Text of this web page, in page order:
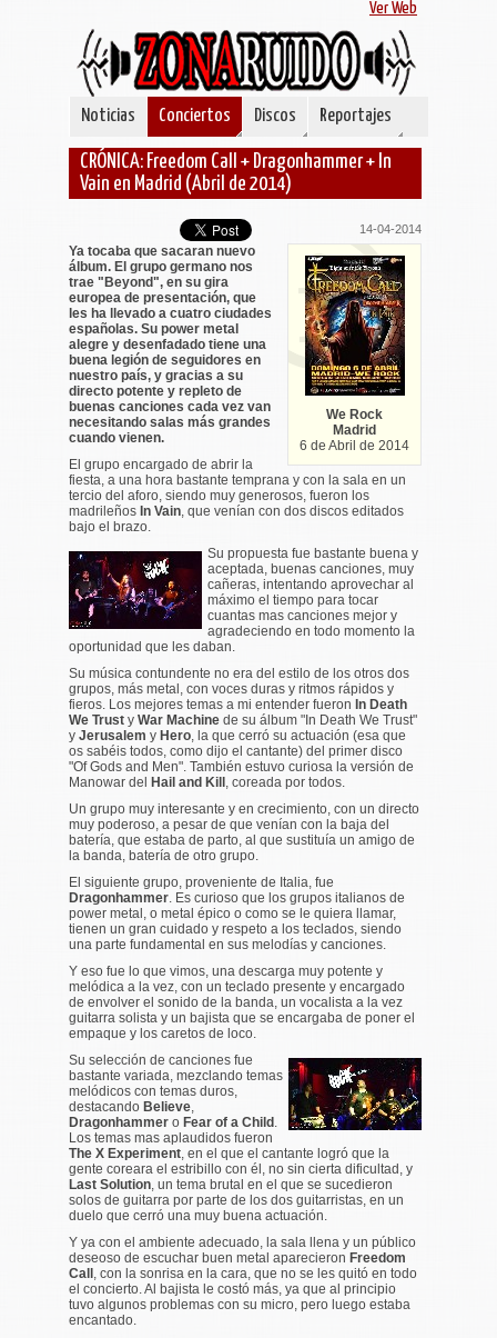
Ver Web
Noticias Conciertos Discos Reportajes
CRÓNICA: Freedom Call + Dragonhammer + In
Vain en Madrid (Abril de 2014)
14-04-2014
We Rock
Madrid
6 de Abril de 2014
Ya tocaba que sacaran nuevo
álbum. El grupo germano nos
trae "Beyond", en su gira
europea de presentación, que
les ha llevado a cuatro ciudades
españolas. Su power metal
alegre y desenfadado tiene una
buena legión de seguidores en
nuestro país, y gracias a su
directo potente y repleto de
buenas canciones cada vez van
necesitando salas más grandes
cuando vienen.
El grupo encargado de abrir la
fiesta, a una hora bastante temprana y con la sala en un
tercio del aforo, siendo muy generosos, fueron los
madrileños In Vain , que venían con dos discos editados
bajo el brazo.
Su propuesta fue bastante buena y
aceptada, buenas canciones, muy
cañeras, intentando aprovechar al
máximo el tiempo para tocar
cuantas mas canciones mejor y
agradeciendo en todo momento la
oportunidad que les daban.
Su música contundente no era del estilo de los otros dos
grupos, más metal, con voces duras y ritmos rápidos y
fieros. Los mejores temas a mi entender fueron In Death
We Trust y War Machine de su álbum "In Death We Trust"
y Jerusalem y Hero , la que cerró su actuación (esa que
os sabéis todos, como dijo el cantante) del primer disco
"Of Gods and Men". También estuvo curiosa la versión de
Manowar del Hail and Kill , coreada por todos.
Un grupo muy interesante y en crecimiento, con un directo
muy poderoso, a pesar de que venían con la baja del
batería, que estaba de parto, al que sustituía un amigo de
la banda, batería de otro grupo.
El siguiente grupo, proveniente de Italia, fue
Dragonhammer . Es curioso que los grupos italianos de
power metal, o metal épico o como se le quiera llamar,
tienen un gran cuidado y respeto a los teclados, siendo
una parte fundamental en sus melodías y canciones.
Y eso fue lo que vimos, una descarga muy potente y
melódica a la vez, con un teclado presente y encargado
de envolver el sonido de la banda, un vocalista a la vez
guitarra solista y un bajista que se encargaba de poner el
empaque y los caretos de loco.
Su selección de canciones fue
bastante variada, mezclando temas
melódicos con temas duros,
destacando Believe
Dragonhammer o Fear of a Child
Los temas mas aplaudidos fueron
The X Experiment , en el que el cantante logró que la
gente coreara el estribillo con él, no sin cierta dificultad, y
Last Solution , un tema brutal en el que se sucedieron
solos de guitarra por parte de los dos guitarristas, en un
duelo que cerró una muy buena actuación.
Y ya con el ambiente adecuado, la sala llena y un público
deseoso de escuchar buen metal aparecieron Freedom
Call , con la sonrisa en la cara, que no se les quitó en todo
el concierto. Al bajista le costó más, ya que al principio
tuvo algunos problemas con su micro, pero luego estaba
encantado.